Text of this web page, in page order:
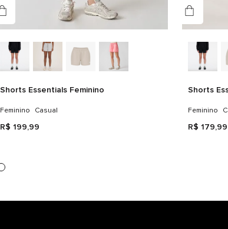
Shorts Essentials Feminino
Feminino Casual
R$ 199,99
Shorts
Feminino
R$ 179,99